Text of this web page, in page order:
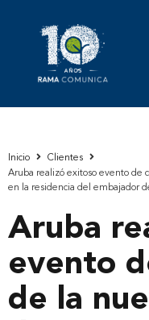
Inicio
Clientes
Aruba realizó exitoso evento de
en la residencia del embajador
Aruba
evento
de la